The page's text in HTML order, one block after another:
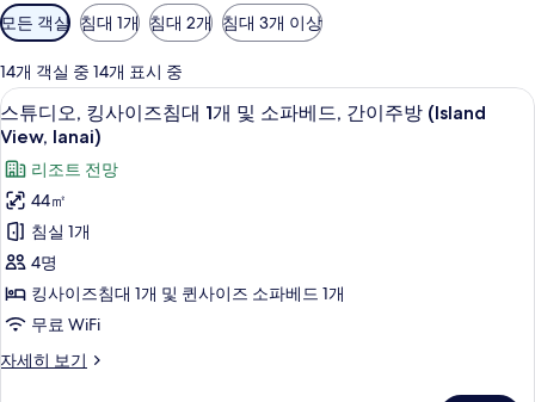
객
실
에
사
용
가
능
한
필
터
모든 객실 침대 1개 침대 2개 침대 3개 이상
14개 객실 중 14개 표시 중
스
튜
디
오,
킹
사
이
즈
침
커피/티 메이커, 냉장고, 전자레인지,
3
스튜디오, 킹사이즈침대 1개 및 소파베드, 간이주방 (Island
View, lanai)
리조트 전망
44㎡
침실 1개
4명
킹사이즈침대 1개 및 퀸사이즈 소파베드 1개
무료 WiFi
자세히 보기
스